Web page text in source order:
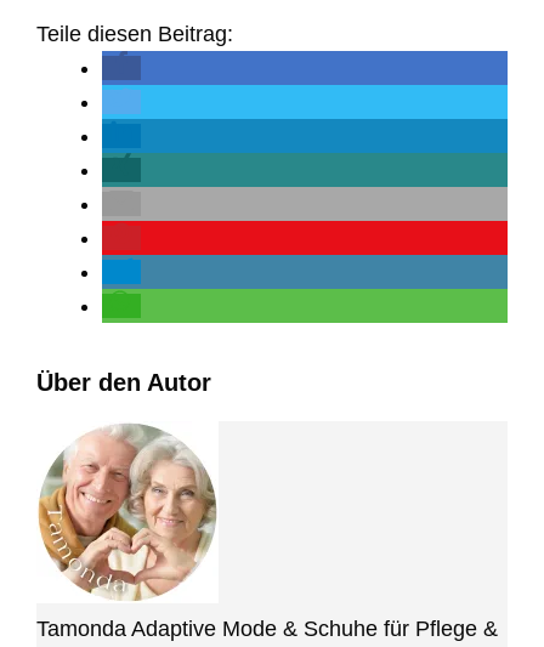
Teile diesen Beitrag:
Über den Autor
Tamonda Adaptive Mode & Schuhe für Pflege &